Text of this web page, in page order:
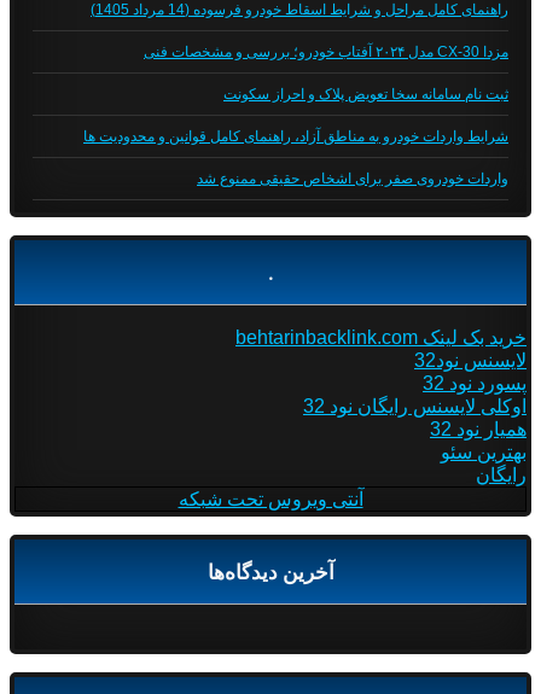
راهنمای کامل مراحل و شرایط اسقاط خودرو فرسوده (14 مرداد 1405)
مزدا CX-30 مدل ۲۰۲۴ آفتاب خودرو؛ بررسی و مشخصات فنی
ثبت نام سامانه سخا تعویض پلاک و احراز سکونت
شرایط واردات خودرو به مناطق آزاد، راهنمای کامل قوانین و محدودیت ها
واردات خودروی صفر برای اشخاص حقیقی ممنوع شد
.
خرید بک لینک behtarinbacklink.com
لایسنس نود32
پسورد نود 32
اوکلی لایسنس رایگان نود 32
همیار نود 32
بهترین سئو
رایگان
آنتی ویروس تحت شبکه
آخرین دیدگاه‌ها